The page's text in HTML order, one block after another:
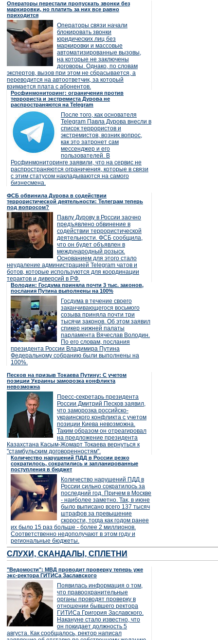
Операторы перестали пропускать звонки без
маркировки, но платить за них все равно
приходится
Операторы связи начали
блокировать звонки
юридических лиц без
маркировки и массовые
автоматизированные вызовы,
на которые не заключены
договоры. Однако, по словам
экспертов, вызов при этом не сбрасывается, а
переводится на автоответчик, за который
взимается плата с абонентов.
Росфинмониторинг: ограничения против
террориста и экстремиста Дурова не
распространяются на Telegram
После того, как основателя
Telegram Павла Дурова внесли в
список террористов и
экстремистов, возник вопрос,
как это затронет сам
мессенджер и его
пользователей. В
Росфинмониторинге заявили, что на сервис не
распространяются ограничения, которые в связи
с этим статусом накладываются на самого
бизнесмена.
ФСБ обвинила Дурова в содействии
террористической деятельности: Телеграм теперь
под вопросом?
Павлу Дурову в России заочно
предъявлено обвинение в
содействии террористической
деятельности. ФСБ сообщила,
что он будет объявлен в
международный розыск.
Основанием для этого стало
неудаление администрацией Telegram чатов и
ботов, которые используются для координации
терактов и диверсий в РФ.
Володин: Госдума приняла почти 3 тыс. законов,
послания Путина выполнены на 100%
Госдума в течение своего
заканчивающегося восьмого
созыва приняла почти три
тысячи законов. Об этом заявил
спикер нижней палаты
парламента Вячеслав Володин.
По его словам, послания
президента России Владимира Путина
Федеральному собранию были выполнены на
100%.
Песков на призыв Токаева Путину: С учетом
позиции Украины заморозка конфликта
невозможна
Пресс-секретарь президента
России Дмитрий Песков заявил,
что заморозка российско-
украинского конфликта с учетом
позиции Киева невозможна.
Таким образом он отреагировал
на предложение президента
Казахстана Касым-Жомарт Токаева вернуться к
"стамбульским договоренностям".
Количество нарушений ПДД в России резко
сократилось, сократились и запланированные
поступления в бюджет
Количество нарушений ПДД в
России сильно сократилось за
последний год. Причем в Москве
- наиболее заметно. Так, в июне
было выписано всего 137 тысяч
штрафов за превышение
скорости, тогда как годом ранее
их было 15 раз больше - более 2 миллионов.
Соответственно недополучают в этом году и
региональные бюджеты.
СЛУХИ, СКАНДАЛЫ, СПЛЕТНИ
"Ведомости": МВД проводит проверку теперь уже
экс-ректора ГИТИСа Заславского
Появилась информация о том,
что правоохранительные
органы проводят проверку в
отношении бывшего ректора
ГИТИСа Григория Заславского.
Накануне стало известно, что
он покидает должность 5
августа. Как сообщалось, ректор написал